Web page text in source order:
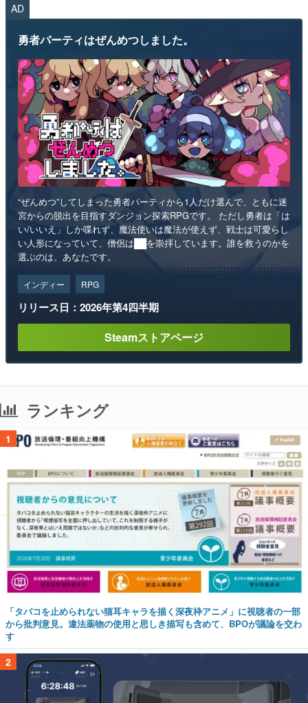
AD
勇者パーティはぜんめつしました。
“ぜんめつ”してしまった勇者パーティから1人だけ選んで、ともに迷
宮からの脱出を目指すダンジョン探索RPGです。 ただし勇者は「は
い/いいえ」しか喋れず、魔法使いは魔法が使えず、戦士は可愛らし
い人形になっていて、僧侶は██を崇拝しています。誰を救うのかを
選ぶのは、あなたです。
インディー RPG
リリース日：2026年第4四半期
Steamストアページ
ランキング
1
「タバコを止められない猫耳キャラを描く深夜枠アニメ」に視聴者の一部
から批判意見。違法薬物の使用と思しき描写も含めて、BPOが議論を交わ
す
2